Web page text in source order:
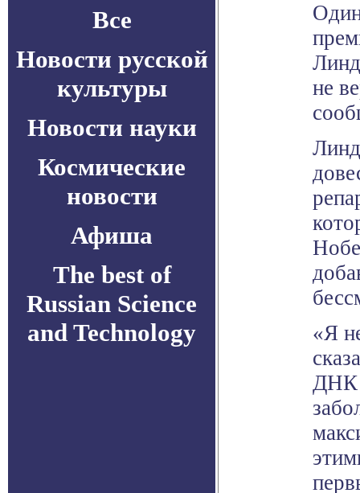
Все
Новости русской
культуры
Новости науки
Космические
новости
Афиша
The best of
Russian Science
and Technology
не
«Я
ДНК